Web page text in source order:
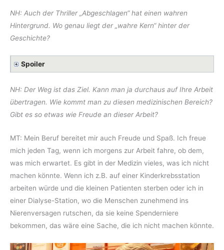
NH: Auch der Thriller „Abgeschlagen“ hat einen wahren
Hintergrund. Wo genau liegt der „wahre Kern“ hinter der
Geschichte?
Spoiler
NH: Der Weg ist das Ziel. Kann man ja durchaus auf Ihre Arbeit
übertragen. Wie kommt man zu diesen medizinischen Bereich?
Gibt es so etwas wie Freude an dieser Arbeit?
MT: Mein Beruf bereitet mir auch Freude und Spaß. Ich freue
mich jeden Tag, wenn ich morgens zur Arbeit fahre, ob dem,
was mich erwartet. Es gibt in der Medizin vieles, was ich nicht
machen könnte. Wenn ich z.B. auf einer Kinderkrebsstation
arbeiten würde und die kleinen Patienten sterben oder ich in
einer Dialyse-Station, wo die Menschen zunehmend ins
Nierenversagen rutschen, da sie keine Spenderniere
bekommen, das wäre eine Sache, die ich nicht machen könnte.